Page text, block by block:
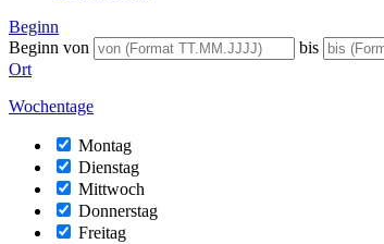
Beginn
Beginn von
bis
Ort
Wochentage
Montag
Dienstag
Mittwoch
Donnerstag
Freitag